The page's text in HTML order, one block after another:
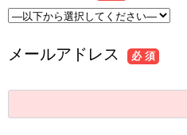
メールアドレス 必 須